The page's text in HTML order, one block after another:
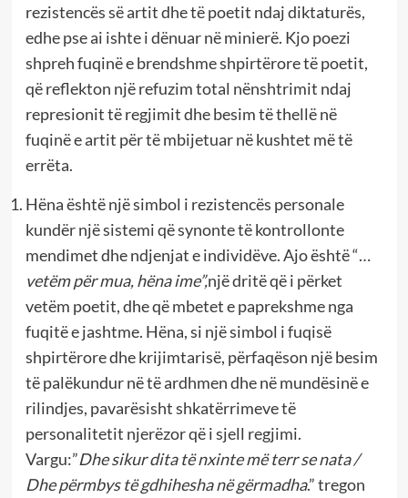
rezistencës së artit dhe të poetit ndaj diktaturës,
edhe pse ai ishte i dënuar në minierë. Kjo poezi
shpreh fuqinë e brendshme shpirtërore të poetit,
që reflekton një refuzim total nënshtrimit ndaj
represionit të regjimit dhe besim të thellë në
fuqinë e artit për të mbijetuar në kushtet më të
errëta.
Hëna është një simbol i rezistencës personale
kundër një sistemi që synonte të kontrollonte
mendimet dhe ndjenjat e individëve. Ajo është “…
vetëm për mua, hëna ime”,një dritë që i përket
vetëm poetit, dhe që mbetet e paprekshme nga
fuqitë e jashtme. Hëna, si një simbol i fuqisë
shpirtërore dhe krijimtarisë, përfaqëson një besim
të palëkundur në të ardhmen dhe në mundësinë e
rilindjes, pavarësisht shkatërrimeve të
personalitetit njerëzor që i sjell regjimi.
Vargu:”Dhe sikur dita të nxinte më terr se nata /
Dhe përmbys të gdhihesha në gërmadha.” tregon